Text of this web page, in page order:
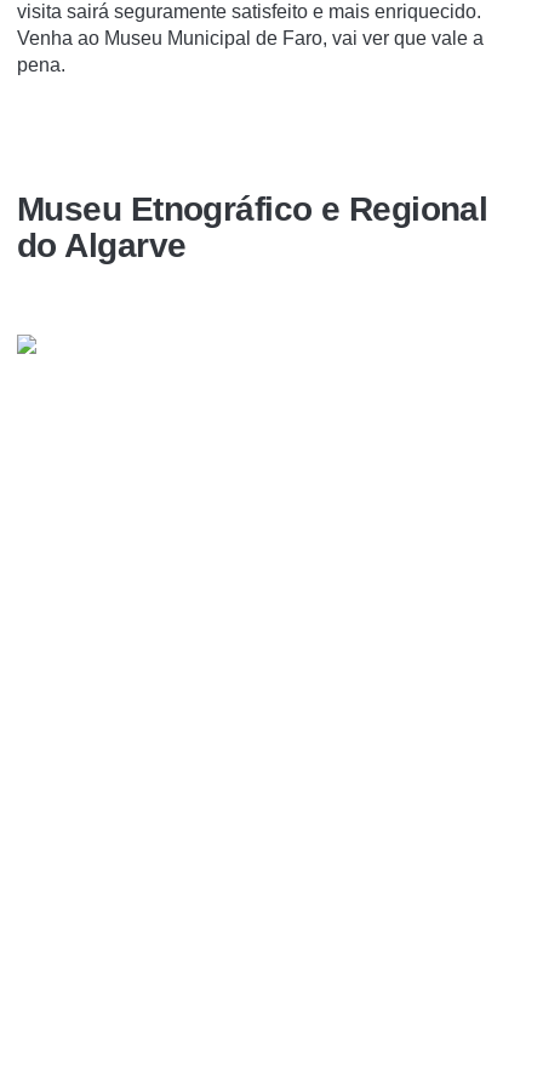
visita sairá seguramente satisfeito e mais enriquecido.
Venha ao Museu Municipal de Faro, vai ver que vale a
pena.
Museu Etnográfico e Regional
do Algarve